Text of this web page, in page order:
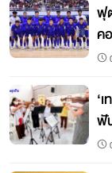
ฟุ
ค
‘
ฟั